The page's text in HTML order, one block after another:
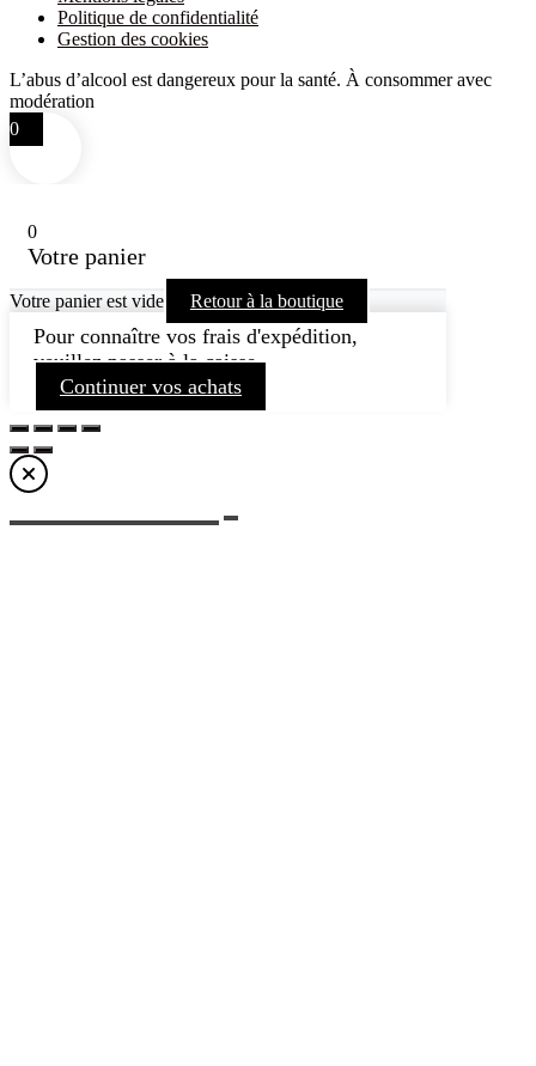
Politique de confidentialité
Gestion des cookies
L’abus d’alcool est dangereux pour la santé. À consommer avec
modération
0
0
Votre panier
Votre panier est vide Retour à la boutique
Pour connaître vos frais d'expédition,
veuillez passer à la caisse.
Continuer vos achats